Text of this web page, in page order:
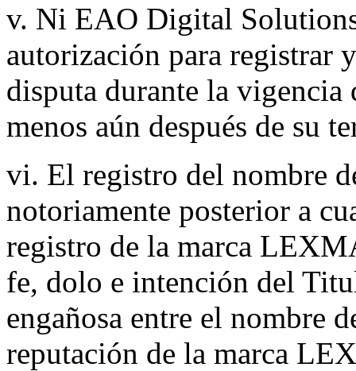
v. Ni EAO Digital
autorización para registrar
disputa durante la
menos aún después de su
vi. El registro del nombre
notoriamente posterior a
registro de la marca
fe, dolo e intención del
engañosa entre el nombre
reputación de la marca